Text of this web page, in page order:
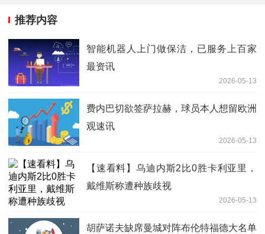
推荐内容
智能机器人上门做保洁，已服务上百家
最资讯
2026-05-13
费内巴切欲签萨拉赫，球员本人想留欧洲
观速讯
2026-05-13
【速看料】乌迪内斯2比0胜卡利亚里，
戴维斯称遭种族歧视
2026-05-13
胡萨诺夫缺席曼城对阵布伦特福德大名单